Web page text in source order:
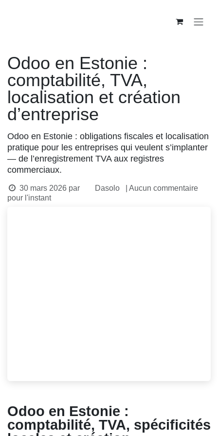
Odoo en Estonie :
comptabilité, TVA,
localisation et création
d’entreprise
Odoo en Estonie : obligations fiscales et localisation
pratique pour les entreprises qui veulent
s’implanter — de l’enregistrement TVA aux
registres commerciaux.
30 mars 2026 par Dasolo
| Aucun commentaire
pour l'instant
Odoo en Estonie :
comptabilité, TVA,